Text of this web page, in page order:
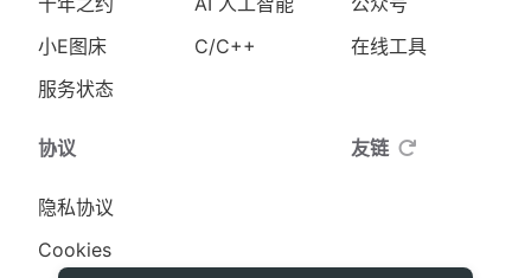
小E图床
服务状态
C/C++
在线工具
协议
隐私协议
Cookies
友链